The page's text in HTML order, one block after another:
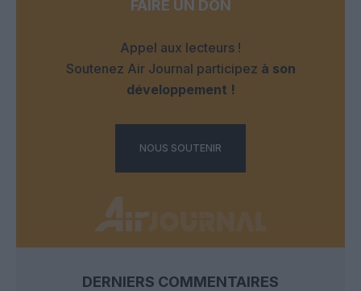
FAIRE UN DON
Appel aux lecteurs !
Soutenez Air Journal participez à son
développement !
NOUS SOUTENIR
DERNIERS COMMENTAIRES